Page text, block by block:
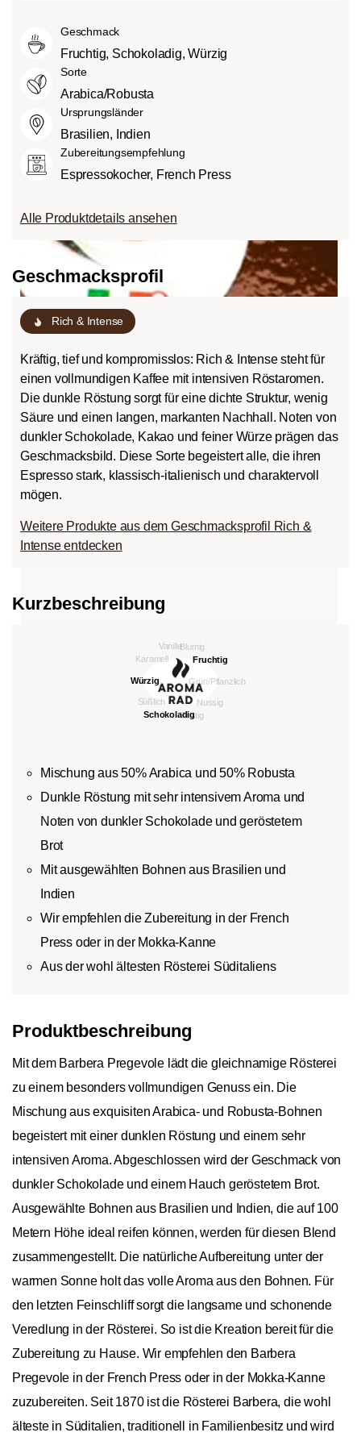
sauer als helle Röstungen, mit
ausgewogenem Geschmack und vollem
Körper.
Dunkle Röstung (French-/Italian):
Schokoladig süßer Körper mit
ausgeprägten Röstaromen und
Bitterstoffen bei geringem Säureanteil.
verschiedenen Faktoren wie der
Bohnensorte, Anbauhöhe, Herkunft und
besonders der Röstung ab.
Geschmack
Fruchtig, Schokoladig, Würzig
Sorte
Arabica/Robusta
Ursprungsländer
Brasilien, Indien
Zubereitungsempfehlung
Espressokocher, French Press
Alle Produktdetails ansehen
Geschmacksprofil
Rich & Intense
Kräftig, tief und kompromisslos: Rich & Intense steht für
einen vollmundigen Kaffee mit intensiven Röstaromen.
Die dunkle Röstung sorgt für eine dichte Struktur, wenig
Säure und einen langen, markanten Nachhall. Noten von
dunkler Schokolade, Kakao und feiner Würze prägen das
Geschmacksbild. Diese Sorte begeistert alle, die ihren
Espresso stark, klassisch-italienisch und charaktervoll
mögen.
Weitere Produkte aus dem Geschmacksprofil Rich &
Intense entdecken
Kurzbeschreibung
Mischung aus 50% Arabica und 50% Robusta
Dunkle Röstung mit sehr intensivem Aroma und
Noten von dunkler Schokolade und geröstetem
Brot
Mit ausgewählten Bohnen aus Brasilien und
Indien
Wir empfehlen die Zubereitung in der French
Press oder in der Mokka-Kanne
Aus der wohl ältesten Rösterei Süditaliens
Produktbeschreibung
Mit dem Barbera Pregevole lädt die gleichnamige Rösterei
zu einem besonders vollmundigen Genuss ein. Die
Mischung aus exquisiten Arabica- und Robusta-Bohnen
begeistert mit einer dunklen Röstung und einem sehr
intensiven Aroma. Abgeschlossen wird der Geschmack von
dunkler Schokolade und einem Hauch geröstetem Brot.
Ausgewählte Bohnen aus Brasilien und Indien, die auf 100
Metern Höhe ideal reifen können, werden für diesen Blend
zusammengestellt. Die natürliche Aufbereitung unter der
warmen Sonne holt das volle Aroma aus den Bohnen. Für
den letzten Feinschliff sorgt die langsame und schonende
Veredlung in der Rösterei. So ist die Kreation bereit für die
Zubereitung zu Hause. Wir empfehlen den Barbera
Pregevole in der French Press oder in der Mokka-Kanne
zuzubereiten. Seit 1870 ist die Rösterei Barbera, die wohl
älteste in Süditalien, traditionell in Familienbesitz und wird